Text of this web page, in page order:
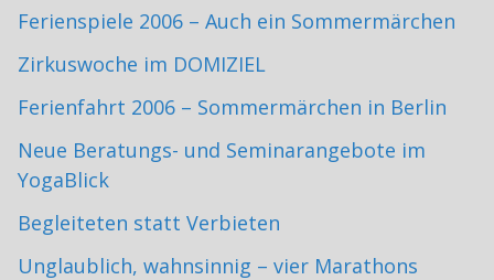
Ferienspiele 2006 – Auch ein Sommermärchen
Zirkuswoche im DOMIZIEL
Ferienfahrt 2006 – Sommermärchen in Berlin
Neue Beratungs- und Seminarangebote im
YogaBlick
Begleiteten statt Verbieten
Unglaublich, wahnsinnig – vier Marathons